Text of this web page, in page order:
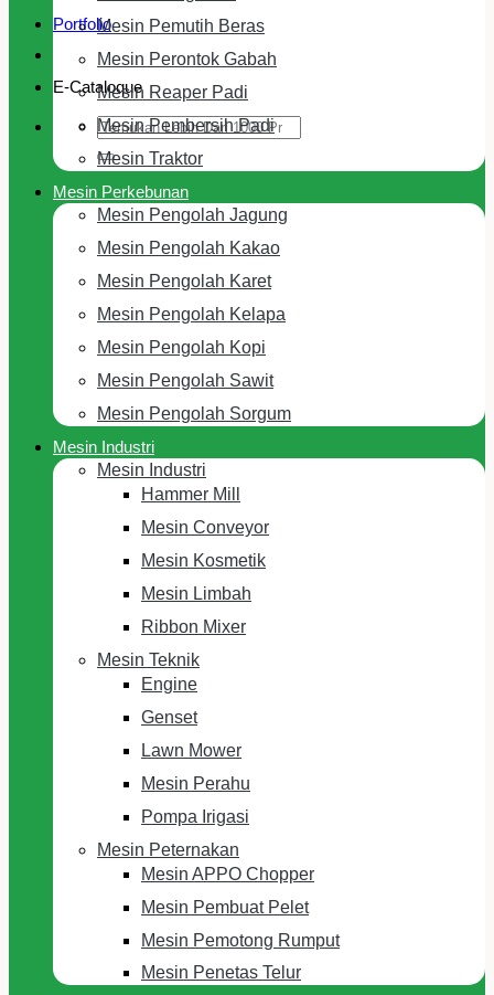
Portfolio
E-Cataloque
Search
for:
Mesin Pemutih Beras
Mesin Perontok Gabah
Mesin Reaper Padi
Mesin Pembersih Padi
Mesin Traktor
Mesin Perkebunan
Mesin Pengolah Jagung
Mesin Pengolah Kakao
Mesin Pengolah Karet
Mesin Pengolah Kelapa
Mesin Pengolah Kopi
Mesin Pengolah Sawit
Mesin Pengolah Sorgum
Mesin Industri
Mesin Industri
Hammer Mill
Mesin Conveyor
Mesin Kosmetik
Mesin Limbah
Ribbon Mixer
Mesin Teknik
Engine
Genset
Lawn Mower
Mesin Perahu
Pompa Irigasi
Mesin Peternakan
Mesin APPO Chopper
Mesin Pembuat Pelet
Mesin Pemotong Rumput
Mesin Penetas Telur